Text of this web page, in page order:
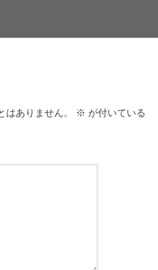
はありません。 ※ が付いている